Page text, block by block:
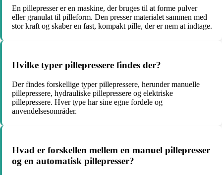
En pillepresser er en maskine, der bruges til at forme pulver
eller granulat til pilleform. Den presser materialet sammen med
stor kraft og skaber en fast, kompakt pille, der er nem at indtage.
Hvilke typer pillepressere findes der?
Der findes forskellige typer pillepressere, herunder manuelle
pillepressere, hydrauliske pillepressere og elektriske
pillepressere. Hver type har sine egne fordele og
anvendelsesområder.
Hvad er forskellen mellem en manuel pillepresser
og en automatisk pillepresser?